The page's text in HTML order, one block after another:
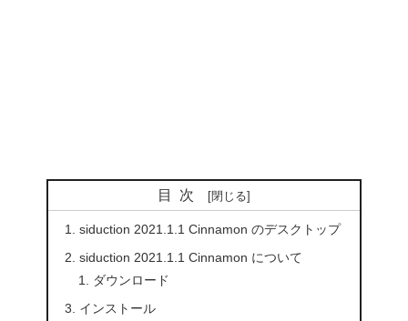
目次
siduction 2021.1.1 Cinnamon のデスクトップ
siduction 2021.1.1 Cinnamon について
ダウンロード
インストール